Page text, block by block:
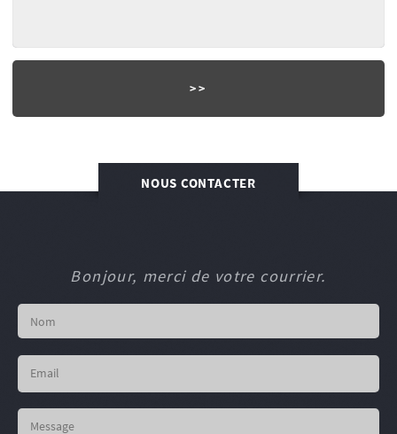
NOUS CONTACTER
Bonjour, merci de votre courrier.